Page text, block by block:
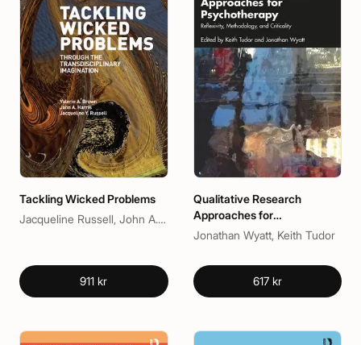
Tackling Wicked Problems
Jacqueline Russell, John A. Harris, Valerie A. Brown
911 kr
Qualitative Research
Approaches for
Psychotherapy
Jonathan Wyatt, Keith Tudor
617 kr